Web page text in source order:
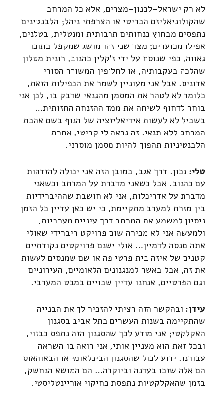
לא רק ישראל-לבנון-מצרים, אלא כל המרחב
שהקולוניאליזם הבריטי או הצרפתי ניהל; הלבנטינים
נתפסים מבחוץ כנחותים תרבותית ומנטלית, בטלנים,
אפילו מכוערים; מצד שני זהו מושג שמקפל בתוכו
גאווה, כפי שנוסח על ידי ז'קלין כהנוב, רונית מטלון
שהלכה בעקבותיה, או לחלופין המשורר הסורי
אדוניס. אבל אני מעוניין לשמר את הכפילות הזאת,
כלומר לא לטהר את המסמן מהגנאי שדבק בו, לכן אני
בוחר לדחוף לשיחה את ממד ההזנחה החזותית…
בשביל לא לעשות אידיאליזציה של הנוף בשם אהבת
המרחב ללא תנאי. זה נראה לי קריטי, אחרת
הלבנטיניות תהפוך להיות מסמן מוסרני.
טלי: נכון. דרך אגב, במובן הזה אני יכולה להזדהות
עם כהנוב. אבל כשאני מדברת על המרחב וכשאני
מדברת על אדריכלות, אני לא חושבת שההיברידיות
בין מזרח למערב מתקיימת, כי יש כאן עדיין כל הזמן
ניסיון למשמע את המרחב דרך עיניים מערביות,
ולמעשה אני לא מכירה שום פרויקט היברידי שאולי
אתה מנסה לדמיין… אולי ישנם פרויקטים נקודתיים
קטנים של איזה בית פרטי פה או שם שמנסים לעשות
את זה, אבל באשר למנגנונים הלאומיים, העירוניים
וגם הפרטיים, אנחנו עדיין שבויים במבט המערבי.
עידן: ובהקשר הזה רציתי להזכיר לך את הבנייה
שהתקיימה בשנות העשרים בתל אביב בסגנון
האקלקטי; אני מודע לכך שהסגנון הזה נתפס כבזוי,
ובכל זאת הוא מעניין אותי, אני רואה בו השראה
עבורנו. ידוע לכול שהסגנון הבינלאומי או הבאוהאוס
הם אלה שזכו בעדנה וביוקרה… הם המושא הנחשק,
בזמן שהאקלקטיות נתפסת כחיקוי אוריינטליסטי.